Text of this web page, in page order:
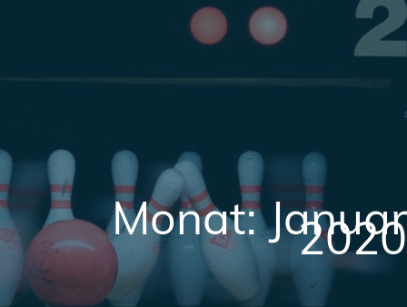
Monat:Januar
2020